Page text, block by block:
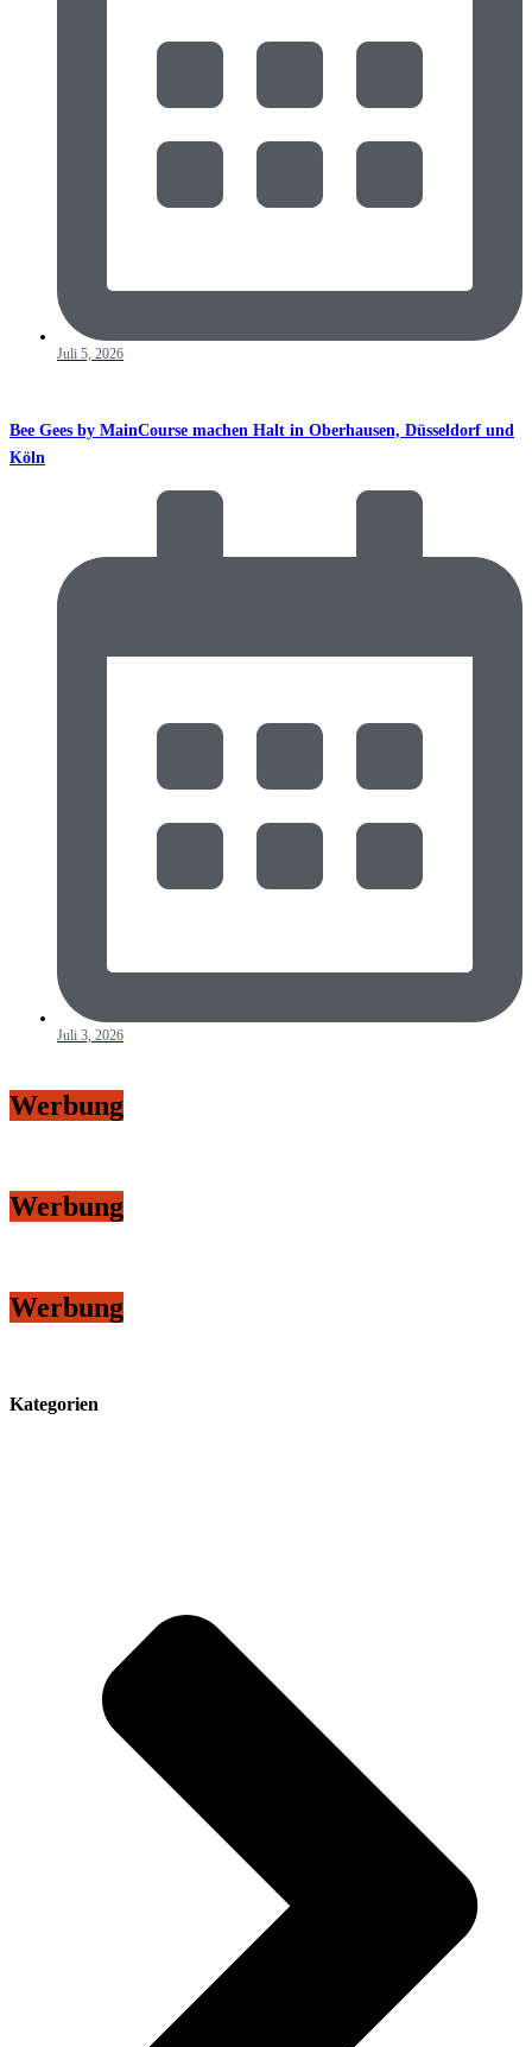
Juli 5, 2026
Bee Gees by MainCourse machen Halt in Oberhausen, Düsseldorf und
Köln
Juli 3, 2026
Werbung
Werbung
Werbung
Kategorien